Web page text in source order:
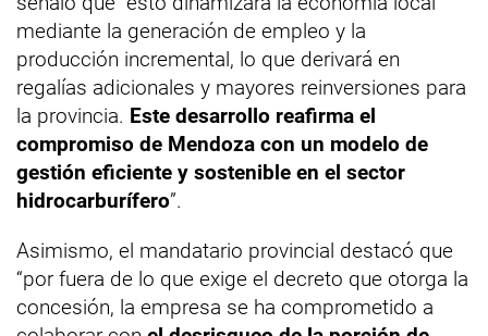
mediante la generación de empleo y la
producción incremental, lo que derivará en
regalías adicionales y mayores reinversiones para
la provincia. Este desarrollo reafirma el
compromiso de Mendoza con un modelo de
gestión eficiente y sostenible en el sector
hidrocarburífero”.
Asimismo, el mandatario provincial destacó que
“por fuera de lo que exige el decreto que otorga la
concesión, la empresa se ha comprometido a